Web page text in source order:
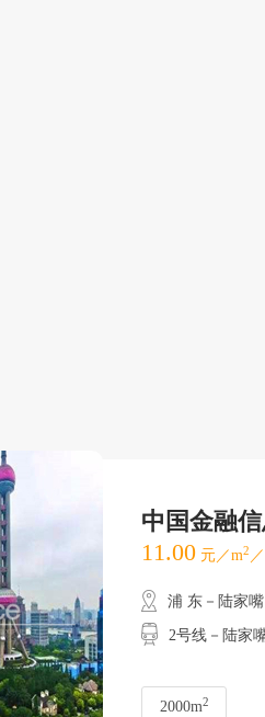
中国金融
11.00 元／m2
浦 东－陆家嘴
2号线－陆家嘴
2000m2